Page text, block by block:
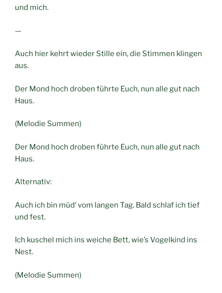
und mich.
—
Auch hier kehrt wieder Stille ein, die Stimmen klingen
aus.
Der Mond hoch droben führte Euch, nun alle gut nach
Haus.
(Melodie Summen)
Der Mond hoch droben führte Euch, nun alle gut nach
Haus.
Alternativ:
Auch ich bin müd‘ vom langen Tag. Bald schlaf ich tief
und fest.
Ich kuschel mich ins weiche Bett, wie’s Vogelkind ins
Nest.
(Melodie Summen)